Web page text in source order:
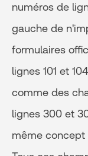
numéros de
gauche de
formulaires
lignes 101 et
comme des
lignes 300 et
même concept